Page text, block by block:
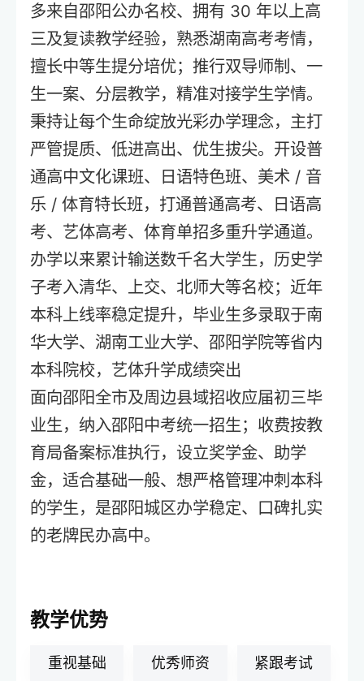
多来自邵阳公办名校、拥有 30 年以上高
三及复读教学经验，熟悉湖南高考考情，
擅长中等生提分培优；推行双导师制、一
生一案、分层教学，精准对接学生学情。
秉持让每个生命绽放光彩办学理念，主打
严管提质、低进高出、优生拔尖。开设普
通高中文化课班、日语特色班、美术 / 音
乐 / 体育特长班，打通普通高考、日语高
考、艺体高考、体育单招多重升学通道。
办学以来累计输送数千名大学生，历史学
子考入清华、上交、北师大等名校；近年
本科上线率稳定提升，毕业生多录取于南
华大学、湖南工业大学、邵阳学院等省内
本科院校，艺体升学成绩突出
面向邵阳全市及周边县域招收应届初三毕
业生，纳入邵阳中考统一招生；收费按教
育局备案标准执行，设立奖学金、助学
金，适合基础一般、想严格管理冲刺本科
的学生，是邵阳城区办学稳定、口碑扎实
的老牌民办高中。
教学优势
重视基础 优秀师资 紧跟考试